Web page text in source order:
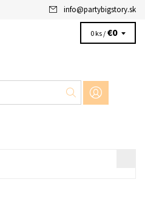
info@partybigstory.sk
0 ks /€0